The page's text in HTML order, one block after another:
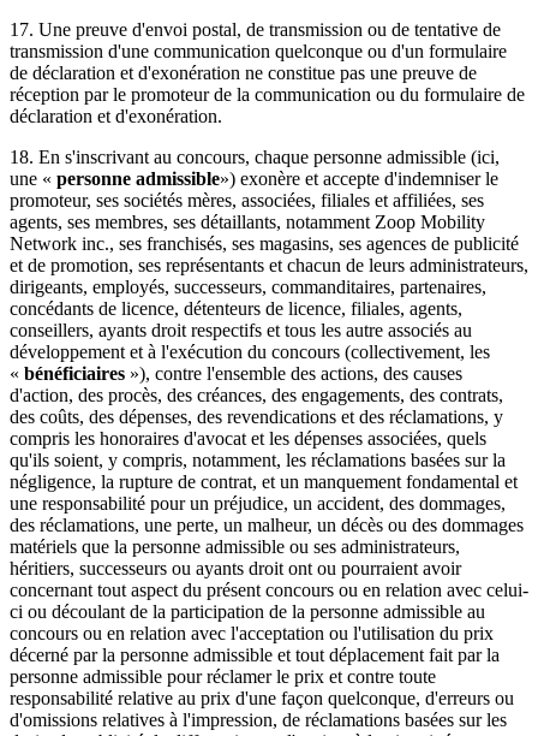
17. Une preuve d'envoi postal, de transmission ou de tentative de
transmission d'une communication quelconque ou d'un formulaire
de déclaration et d'exonération ne constitue pas une preuve de
réception par le promoteur de la communication ou du formulaire de
déclaration et d'exonération.
18. En s'inscrivant au concours, chaque personne admissible (ici,
une « personne admissible») exonère et accepte d'indemniser le
promoteur, ses sociétés mères, associées, filiales et affiliées, ses
agents, ses membres, ses détaillants, notamment Zoop Mobility
Network inc., ses franchisés, ses magasins, ses agences de publicité
et de promotion, ses représentants et chacun de leurs administrateurs,
dirigeants, employés, successeurs, commanditaires, partenaires,
concédants de licence, détenteurs de licence, filiales, agents,
conseillers, ayants droit respectifs et tous les autre associés au
développement et à l'exécution du concours (collectivement, les
« bénéficiaires »), contre l'ensemble des actions, des causes
d'action, des procès, des créances, des engagements, des contrats,
des coûts, des dépenses, des revendications et des réclamations, y
compris les honoraires d'avocat et les dépenses associées, quels
qu'ils soient, y compris, notamment, les réclamations basées sur la
négligence, la rupture de contrat, et un manquement fondamental et
une responsabilité pour un préjudice, un accident, des dommages,
des réclamations, une perte, un malheur, un décès ou des dommages
matériels que la personne admissible ou ses administrateurs,
héritiers, successeurs ou ayants droit ont ou pourraient avoir
concernant tout aspect du présent concours ou en relation avec celui-
ci ou découlant de la participation de la personne admissible au
concours ou en relation avec l'acceptation ou l'utilisation du prix
décerné par la personne admissible et tout déplacement fait par la
personne admissible pour réclamer le prix et contre toute
responsabilité relative au prix d'une façon quelconque, d'erreurs ou
d'omissions relatives à l'impression, de réclamations basées sur les